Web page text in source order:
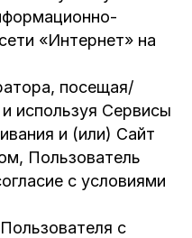
«Интернет» на
посещая/
используя Сервисы
и (или) Сайт
Пользователь
с условиями
с